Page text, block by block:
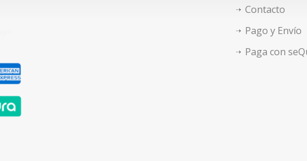
Contacto
Pago y Envío
Paga con